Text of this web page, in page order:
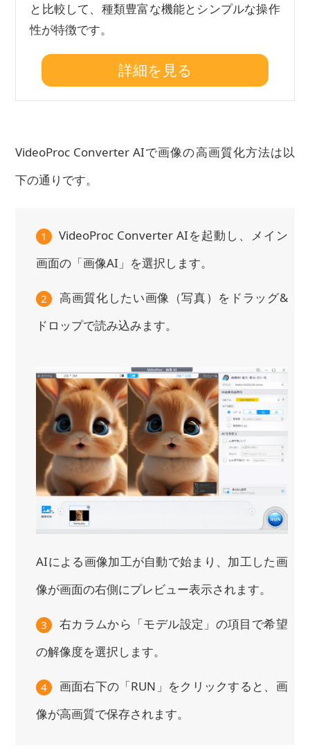
と比較して、種類豊富な機能とシンプルな操作
性が特徴です。
詳細を見る
VideoProc Converter AIで画像の高画質化方法は以
下の通りです。
1
VideoProc Converter AIを起動し、メイン
画面の「画像AI」を選択します。
2
高画質化したい画像（写真）をドラッグ&
ドロップで読み込みます。
AIによる画像加工が自動で始まり、加工した画
像が画面の右側にプレビュー表示されます。
3
右カラムから「モデル設定」の項目で希望
の解像度を選択します。
4
画面右下の「RUN」をクリックすると、画
像が高画質で保存されます。